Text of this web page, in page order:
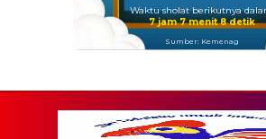
Waktu sholat berikutnya
7 jam 7 menit 7 detik
Sumber: Kemenag